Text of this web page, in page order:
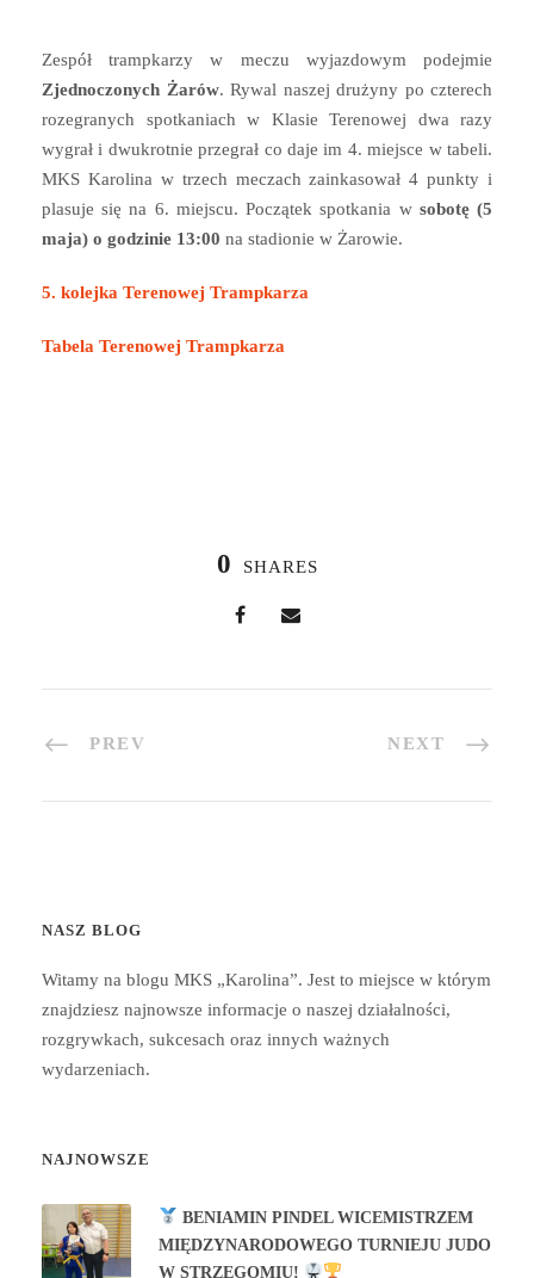
Zespół trampkarzy w meczu wyjazdowym podejmie
Zjednoczonych Żarów. Rywal naszej drużyny po czterech
rozegranych spotkaniach w Klasie Terenowej dwa razy
wygrał i dwukrotnie przegrał co daje im 4. miejsce w tabeli.
MKS Karolina w trzech meczach zainkasował 4 punkty i
plasuje się na 6. miejscu. Początek spotkania w sobotę (5
maja) o godzinie 13:00 na stadionie w Żarowie.
5. kolejka Terenowej Trampkarza
Tabela Terenowej Trampkarza
0 SHARES
PREV NEXT
NASZ BLOG
Witamy na blogu MKS „Karolina”. Jest to miejsce w którym
znajdziesz najnowsze informacje o naszej działalności,
rozgrywkach, sukcesach oraz innych ważnych
wydarzeniach.
NAJNOWSZE
BENIAMIN PINDEL WICEMISTRZEM
MIĘDZYNARODOWEGO TURNIEJU JUDO
W STRZEGOMIU!